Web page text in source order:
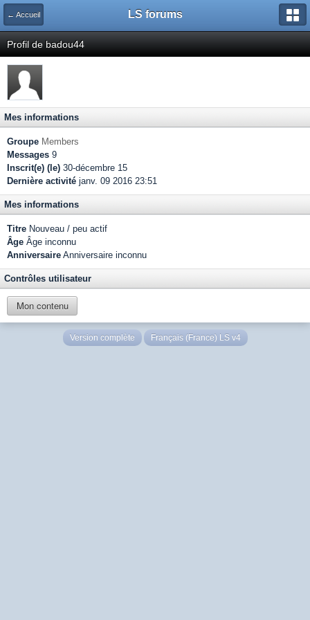
← Accueil LS forums
Profil de badou44
Mes informations
Groupe Members
Messages 9
Inscrit(e) (le) 30-décembre 15
Dernière activité janv. 09 2016 23:51
Mes informations
Titre Nouveau / peu actif
Âge Âge inconnu
Anniversaire Anniversaire inconnu
Contrôles utilisateur
Mon contenu
Version complète Français (France) LS v4